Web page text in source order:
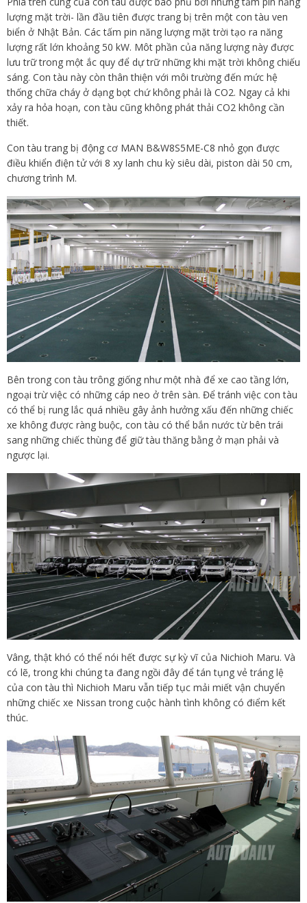
lượng mặt trời- lần đầu tiên được trang bị trên một con tàu ven
biển ở Nhật Bản. Các tấm pin năng lượng mặt trời tạo ra năng
lượng rất lớn khoảng 50 kW. Môt phần của năng lượng này được
lưu trữ trong một ắc quy để dự trữ những khi mặt trời không chiếu
sáng. Con tàu này còn thân thiện với môi trường đến mức hệ
thống chữa cháy ở dạng bọt chứ không phải là CO2. Ngay cả khi
xảy ra hỏa hoạn, con tàu cũng không phát thải CO2 không cần
thiết.
Con tàu trang bị động cơ MAN B&W8S5ME-C8 nhỏ gọn được
điều khiển điện tử với 8 xy lanh chu kỳ siêu dài, piston dài 50 cm,
chương trình M.
Bên trong con tàu trông giống như một nhà để xe cao tầng lớn,
ngoại trừ việc có những cáp neo ở trên sàn. Để tránh việc con tàu
có thể bị rung lắc quá nhiều gây ảnh hưởng xấu đến những chiếc
xe không được ràng buộc, con tàu có thể bắn nước từ bên trái
sang những chiếc thùng để giữ tàu thăng bằng ở mạn phải và
ngược lại.
Vâng, thật khó có thể nói hết được sự kỳ vĩ của Nichioh Maru. Và
có lẽ, trong khi chúng ta đang ngồi đây để tán tụng vẻ tráng lệ
của con tàu thì Nichioh Maru vẫn tiếp tục mải miết vận chuyển
những chiếc xe Nissan trong cuộc hành tình không có điểm kết
thúc.